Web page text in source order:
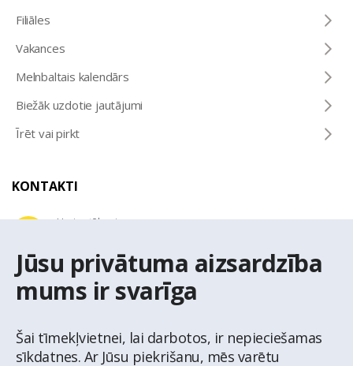
Jūsu privātuma aizsardzība
mums ir svarīga
Šai tīmekļvietnei, lai darbotos, ir nepieciešamas
sīkdatnes. Ar Jūsu piekrišanu, mēs varētu
Filiāles
Vakances
Melnbaltais kalendārs
Biežāk uzdotie jautājumi
Īrēt vai pirkt
KONTAKTI
Uzziņu tālrunis
E-pasta adrese
latio@latio.lv